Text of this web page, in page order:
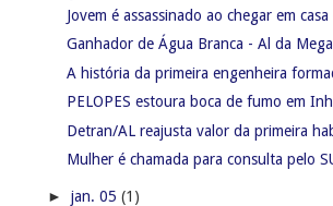
Jovem é assassinado ao chegar em
Ganhador de Água Branca - Al da
A história da primeira engenheira
PELOPES estoura boca de fumo em
Detran/AL reajusta valor da primeira
Mulher é chamada para consulta pelo
► jan. 05 (1)